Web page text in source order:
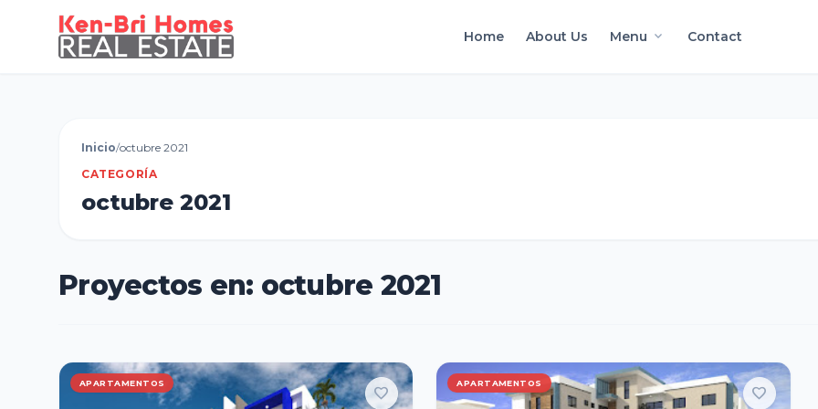
Home About Us Menu keyboard_arrow_down Contact
Inicio/octubre 2021
CATEGORÍA
octubre 2021
Proyectos en: octubre 2021
favorite
APARTAMENTOS
favorite
APARTAMENTOS